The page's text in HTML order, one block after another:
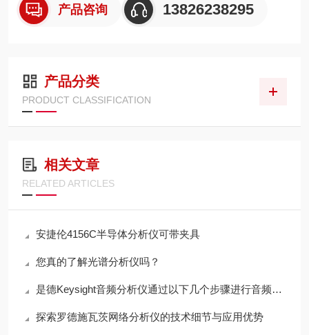
产品咨询 13826238295
产品分类
PRODUCT CLASSIFICATION
相关文章
RELATED ARTICLES
安捷伦4156C半导体分析仪可带夹具
您真的了解光谱分析仪吗？
是德Keysight音频分析仪通过以下几个步骤进行音频信号处理
探索罗德施瓦茨网络分析仪的技术细节与应用优势